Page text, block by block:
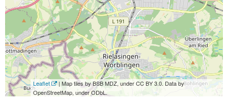
Leaflet
| Map tiles by BSB MDZ, under CC BY 3.0. Data by
OpenStreetMap, under ODbL.